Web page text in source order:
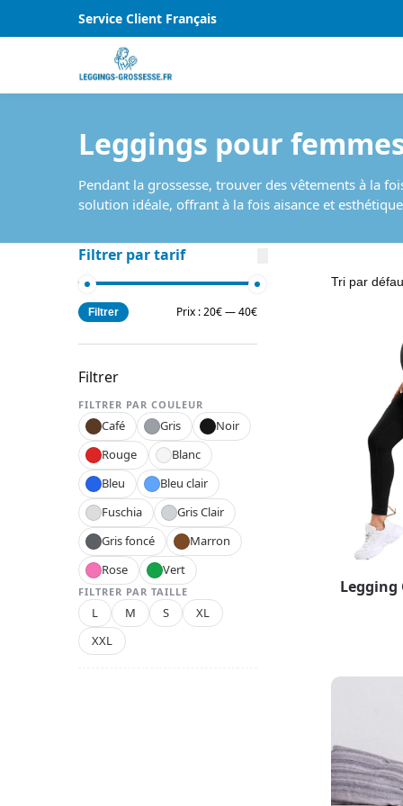
Service Client Français
Leggings pour
Pendant la grossesse, trouver des vêtements à la
solution idéale, offrant à la fois aisance et
Legging
Filtrer par tarif
Filtrer Prix :20€—40€
Filtrer
FILTRER PAR COULEUR
Café Gris
Noir
Rouge
Blanc
Bleu
Bleu clair
Fuschia
Gris Clair
Gris foncé
Marron
Rose
Vert
FILTRER PAR TAILLE
L M S
XL
XXL